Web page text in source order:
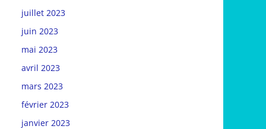
juillet 2023
juin 2023
mai 2023
avril 2023
mars 2023
février 2023
janvier 2023